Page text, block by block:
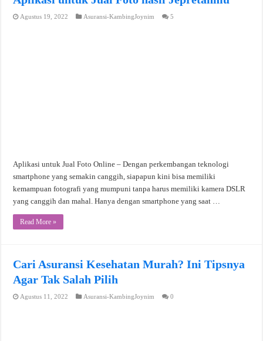
Agustus 19, 2022 Asuransi-KambingJoynim 5
Aplikasi untuk Jual Foto Online – Dengan perkembangan teknologi
smartphone yang semakin canggih, siapapun kini bisa memiliki
kemampuan fotografi yang mumpuni tanpa harus memiliki kamera DSLR
yang canggih dan mahal. Hanya dengan smartphone yang saat …
Read More »
Cari Asuransi Kesehatan Murah? Ini Tipsnya
Agar Tak Salah Pilih
Agustus 11, 2022 Asuransi-KambingJoynim 0